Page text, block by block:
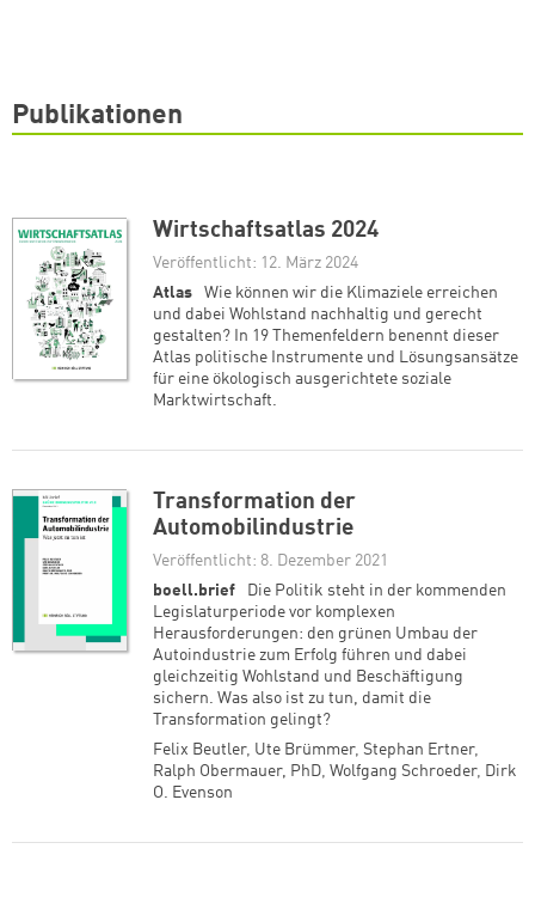
Publikationen
Wirtschaftsatlas 2024
Veröffentlicht: 12. März 2024
Atlas
Wie können wir die Klimaziele erreichen
und dabei Wohlstand nachhaltig und gerecht
gestalten? In 19 Themenfeldern benennt dieser
Atlas politische Instrumente und Lösungsansätze
für eine ökologisch ausgerichtete soziale
Marktwirtschaft.
Transformation der
Automobilindustrie
Veröffentlicht: 8. Dezember 2021
boell.brief
Die Politik steht in der kommenden
Legislaturperiode vor komplexen
Herausforderungen: den grünen Umbau der
Autoindustrie zum Erfolg führen und dabei
gleichzeitig Wohlstand und Beschäftigung
sichern. Was also ist zu tun, damit die
Transformation gelingt?
Felix Beutler, Ute Brümmer, Stephan Ertner,
Ralph Obermauer, PhD Wolfgang Schroeder, Dirk
O. Evenson